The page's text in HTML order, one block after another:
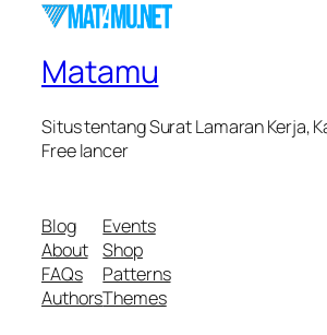
Matamu
Situs tentang Surat Lamaran Kerja,
Free lancer
Blog
About
FAQs
Authors
Events
Shop
Patterns
Themes